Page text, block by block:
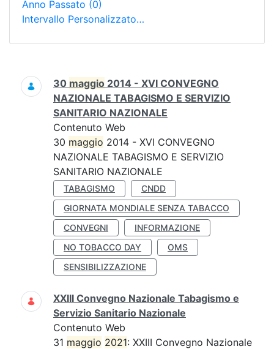
Anno Passato (0)
Intervallo Personalizzato…
Ricerca
30 maggio 2014 - XVI CONVEGNO
NAZIONALE TABAGISMO E SERVIZIO
SANITARIO NAZIONALE
Contenuto Web
30 maggio 2014 - XVI CONVEGNO
NAZIONALE TABAGISMO E SERVIZIO
SANITARIO NAZIONALE
TABAGISMO
CNDD
GIORNATA MONDIALE SENZA TABACCO
CONVEGNI
INFORMAZIONE
NO TOBACCO DAY
OMS
SENSIBILIZZAZIONE
XXIII Convegno Nazionale Tabagismo e
Servizio Sanitario Nazionale
Contenuto Web
31 maggio 2021: XXIII Convegno Nazionale